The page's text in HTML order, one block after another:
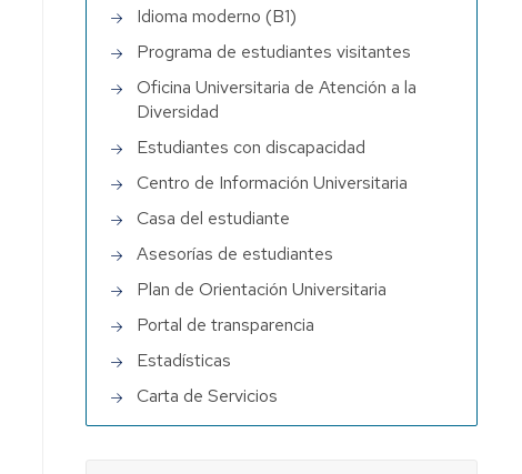
Idioma moderno (B1)
Programa de estudiantes visitantes
Oficina Universitaria de Atención a la
Diversidad
Estudiantes con discapacidad
Centro de Información Universitaria
Casa del estudiante
Asesorías de estudiantes
Plan de Orientación Universitaria
Portal de transparencia
Estadísticas
Carta de Servicios